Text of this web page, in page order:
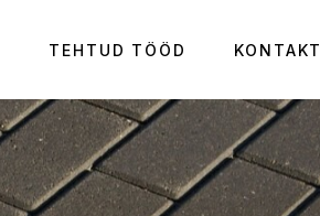
TEHTUD TÖÖD KONTAKT